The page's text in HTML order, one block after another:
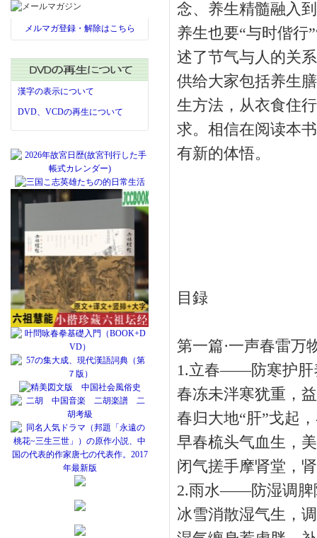
メルマガ登録・解除はこちら
漢字の表示について
DVD、VCDの再生について
念、养生精髓融入
养生也要“与时偕行
述了节气与人的关
供给大家包括养生
生方法，从衣食住
求。相信在阅读本
有新的体悟。
目録
第一篇·一声春雷
1.立春——防寒护肝
春冻未泮寒犹重，
春归大地“肝”戈起
早春梳头气血生，
闭气搓手摩肾堂，
2.雨水——防湿调脾
冰雪消散湿气生，